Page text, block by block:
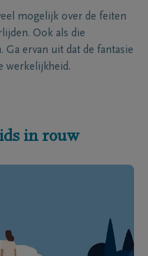
mogelijk over de feiten
Ook als die
Ga ervan uit dat de fantasie
werkelijkheid.
in rouw